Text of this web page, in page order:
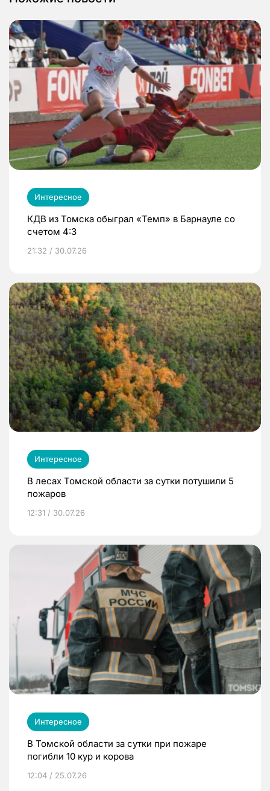
Интересное
КДВ из Томска обыграл «Темп» в Барнауле со
счетом 4:3
21:32 / 30.07.26
Интересное
В лесах Томской области за сутки потушили 5
пожаров
12:31 / 30.07.26
Интересное
В Томской области за сутки при пожаре
погибли 10 кур и корова
12:04 / 25.07.26